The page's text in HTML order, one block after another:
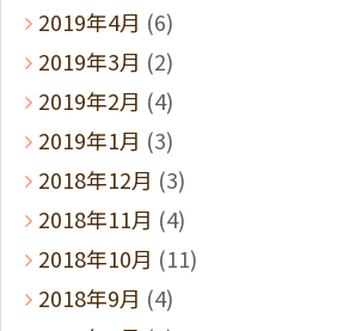
2019年4月 (6)
2019年3月 (2)
2019年2月 (4)
2019年1月 (3)
2018年12月 (3)
2018年11月 (4)
2018年10月 (11)
2018年9月 (4)